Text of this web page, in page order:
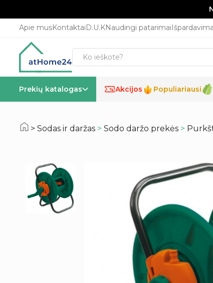
Apie musKontaktaiD.U.KNaudingi patarimai
Prekių katalogas % Akcijos Populiariausi
Sodas ir daržas >Sodo daržo prekės >